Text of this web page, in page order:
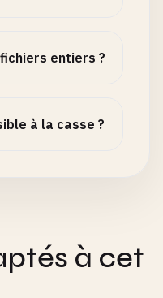
entiers ?
à la casse ?
à cet